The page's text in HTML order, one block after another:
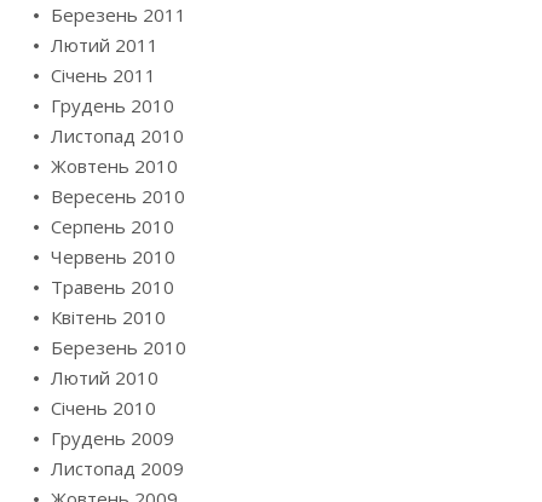
Березень 2011
Лютий 2011
Січень 2011
Грудень 2010
Листопад 2010
Жовтень 2010
Вересень 2010
Серпень 2010
Червень 2010
Травень 2010
Квітень 2010
Березень 2010
Лютий 2010
Січень 2010
Грудень 2009
Листопад 2009